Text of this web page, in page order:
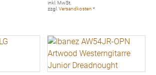
inkl. MwSt.
zzgl.Versandkosten *